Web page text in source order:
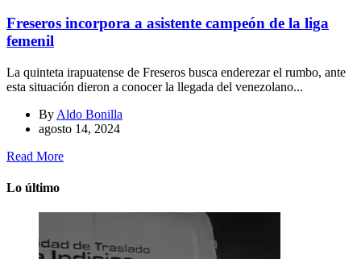
Freseros incorpora a asistente campeón de la liga
femenil
La quinteta irapuatense de Freseros busca enderezar el rumbo, ante
esta situación dieron a conocer la llegada del venezolano...
By Aldo Bonilla
agosto 14, 2024
Read More
Lo último